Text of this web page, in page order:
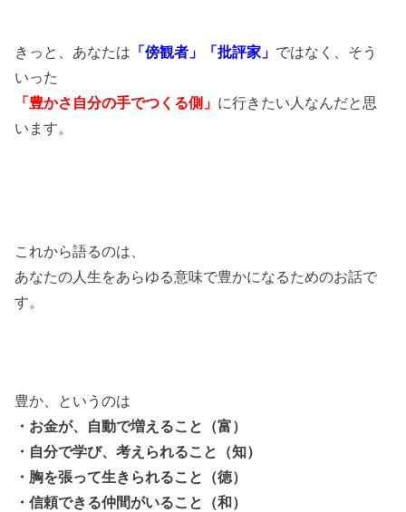
きっと、あなたは 「傍観者」「批評家」 ではなく、そう
いった
「豊かさ自分の手でつくる側」 に行きたい人なんだと思
います。
これから語るのは、
あなたの人生をあらゆる意味で豊かになるためのお話で
す。
豊か、というのは
・お金が、自動で増えること（富）
・自分で学び、考えられること（知）
・胸を張って生きられること（徳）
・信頼できる仲間がいること（和）